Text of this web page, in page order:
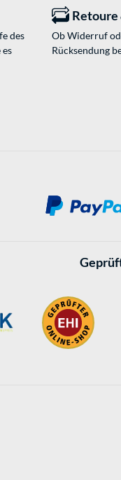
des
es
Ob Widerruf
Rücksendung